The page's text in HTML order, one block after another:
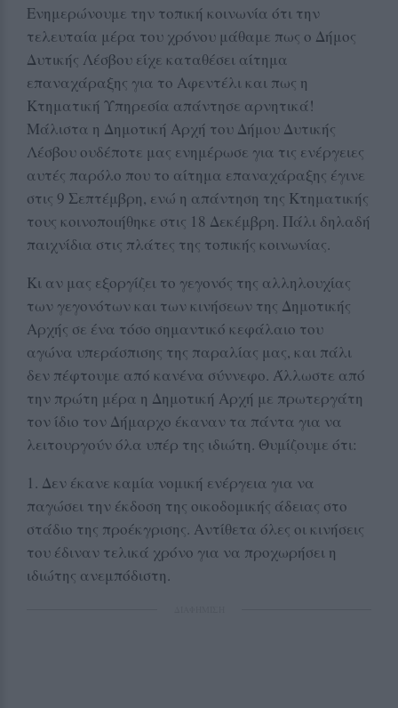
Ενημερώνουμε την τοπική κοινωνία ότι την
τελευταία μέρα του χρόνου μάθαμε πως ο Δήμος
Δυτικής Λέσβου είχε καταθέσει αίτημα
επαναχάραξης για το Αφεντέλι και πως η
Κτηματική Υπηρεσία απάντησε αρνητικά!
Μάλιστα η Δημοτική Αρχή του Δήμου Δυτικής
Λέσβου ουδέποτε μας ενημέρωσε για τις ενέργειες
αυτές παρόλο που το αίτημα επαναχάραξης έγινε
στις 9 Σεπτέμβρη, ενώ η απάντηση της Κτηματικής
τους κοινοποιήθηκε στις 18 Δεκέμβρη. Πάλι δηλαδή
παιχνίδια στις πλάτες της τοπικής κοινωνίας.
Κι αν μας εξοργίζει το γεγονός της αλληλουχίας
των γεγονότων και των κινήσεων της Δημοτικής
Αρχής σε ένα τόσο σημαντικό κεφάλαιο του
αγώνα υπεράσπισης της παραλίας μας, και πάλι
δεν πέφτουμε από κανένα σύννεφο. Άλλωστε από
την πρώτη μέρα η Δημοτική Αρχή με πρωτεργάτη
τον ίδιο τον Δήμαρχο έκαναν τα πάντα για να
λειτουργούν όλα υπέρ της ιδιώτη. Θυμίζουμε ότι:
1. Δεν έκανε καμία νομική ενέργεια για να
παγώσει την έκδοση της οικοδομικής άδειας στο
στάδιο της προέκγρισης. Αντίθετα όλες οι κινήσεις
του έδιναν τελικά χρόνο για να προχωρήσει η
ιδιώτης ανεμπόδιστη.